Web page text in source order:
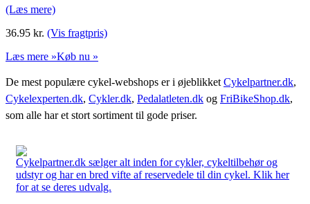
(Læs mere)
36.95 kr. (Vis fragtpris)
Læs mere »Køb nu »
De mest populære cykel-webshops er i øjeblikket Cykelpartner.dk,
Cykelexperten.dk, Cykler.dk, Pedalatleten.dk og FriBikeShop.dk,
som alle har et stort sortiment til gode priser.
Cykelpartner.dk sælger alt inden for cykler, cykeltilbehør og
udstyr og har en bred vifte af reservedele til din cykel. Klik her
for at se deres udvalg.